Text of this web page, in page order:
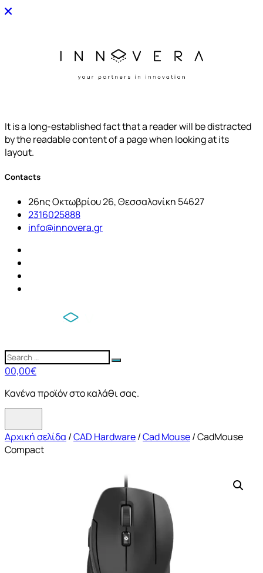
It is a long-established fact that a reader will be distracted
by the readable content of a page when looking at its
layout.
Contacts
26ης Οκτωβρίου 26, Θεσσαλονίκη 54627
2316025888
info@innovera.gr
00,00€
Κανένα προϊόν στο καλάθι σας.
Αρχική σελίδα /CAD Hardware/Cad Mouse/ CadMouse
Compact